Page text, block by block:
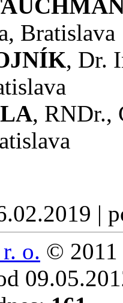
Bratislava
, Dr.
, RNDr.,
|
o. © 2011